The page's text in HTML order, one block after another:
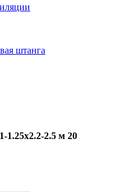
штанга
1.25х2.2-2.5 м 20